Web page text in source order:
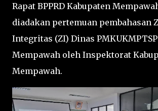
Rapat BPPRD Kabupaten
diadakan pertemuan pembahasan
Integritas (ZI) Dinas
Mempawah oleh Inspektorat
Mempawah.